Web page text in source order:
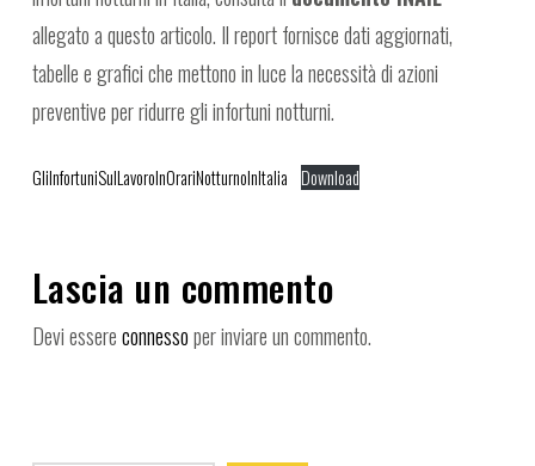
allegato a questo articolo. Il report fornisce dati aggiornati,
tabelle e grafici che mettono in luce la necessità di azioni
preventive per ridurre gli infortuni notturni.
GliInfortuniSulLavoroInOrariNotturnoInItalia Download
Lascia un commento
Devi essereconnessoper inviare un commento.